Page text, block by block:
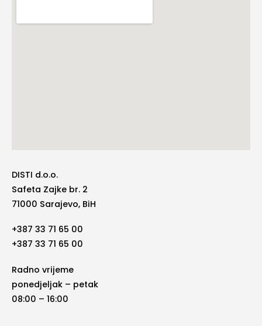
DISTI d.o.o.
Safeta Zajke br. 2
71000 Sarajevo, BiH
+387 33 71 65 00
+387 33 71 65 00
Radno vrijeme
ponedjeljak – petak
08:00 – 16:00